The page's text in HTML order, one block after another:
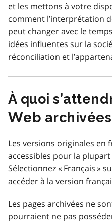
et les mettons à votre
comment l’interprétation
peut changer avec le
idées influentes sur la
réconciliation et
À quoi
Web archivées
Les versions originales en
accessibles pour la
Sélectionnez « Français »
accéder à la version
Les pages archivées ne
pourraient ne pas